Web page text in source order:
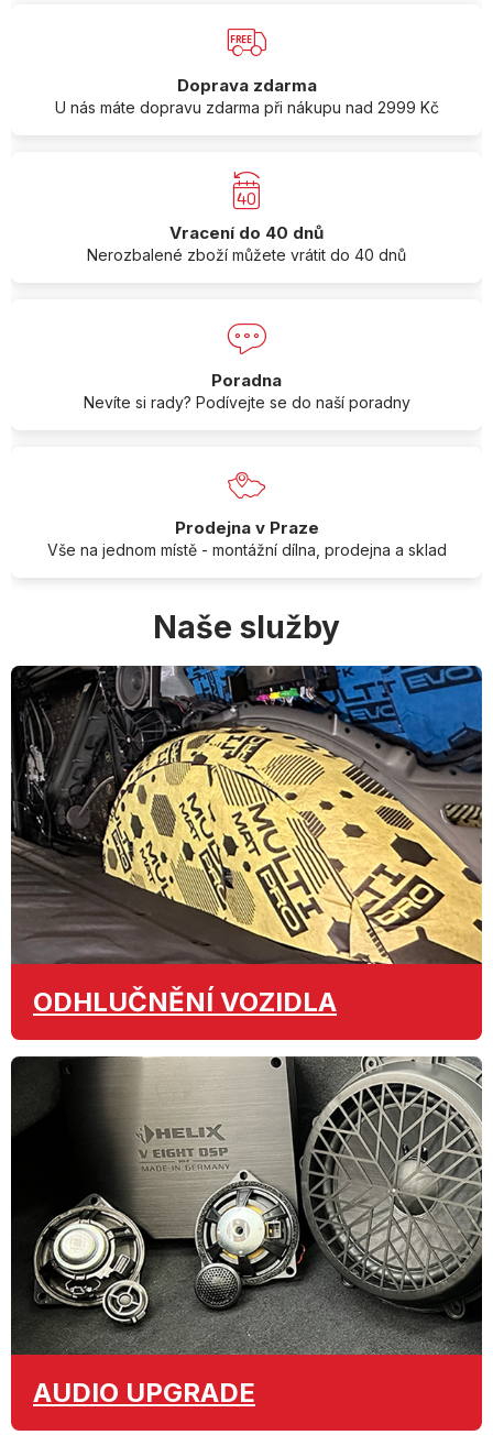
Doprava zdarma
U nás máte dopravu zdarma při nákupu nad 2999 Kč
Vracení do 40 dnů
Nerozbalené zboží můžete vrátit do 40 dnů
Poradna
Nevíte si rady? Podívejte se do naší poradny
Prodejna v Praze
Vše na jednom místě - montážní dílna, prodejna a sklad
Naše služby
ODHLUČNĚNÍ VOZIDLA
AUDIO UPGRADE